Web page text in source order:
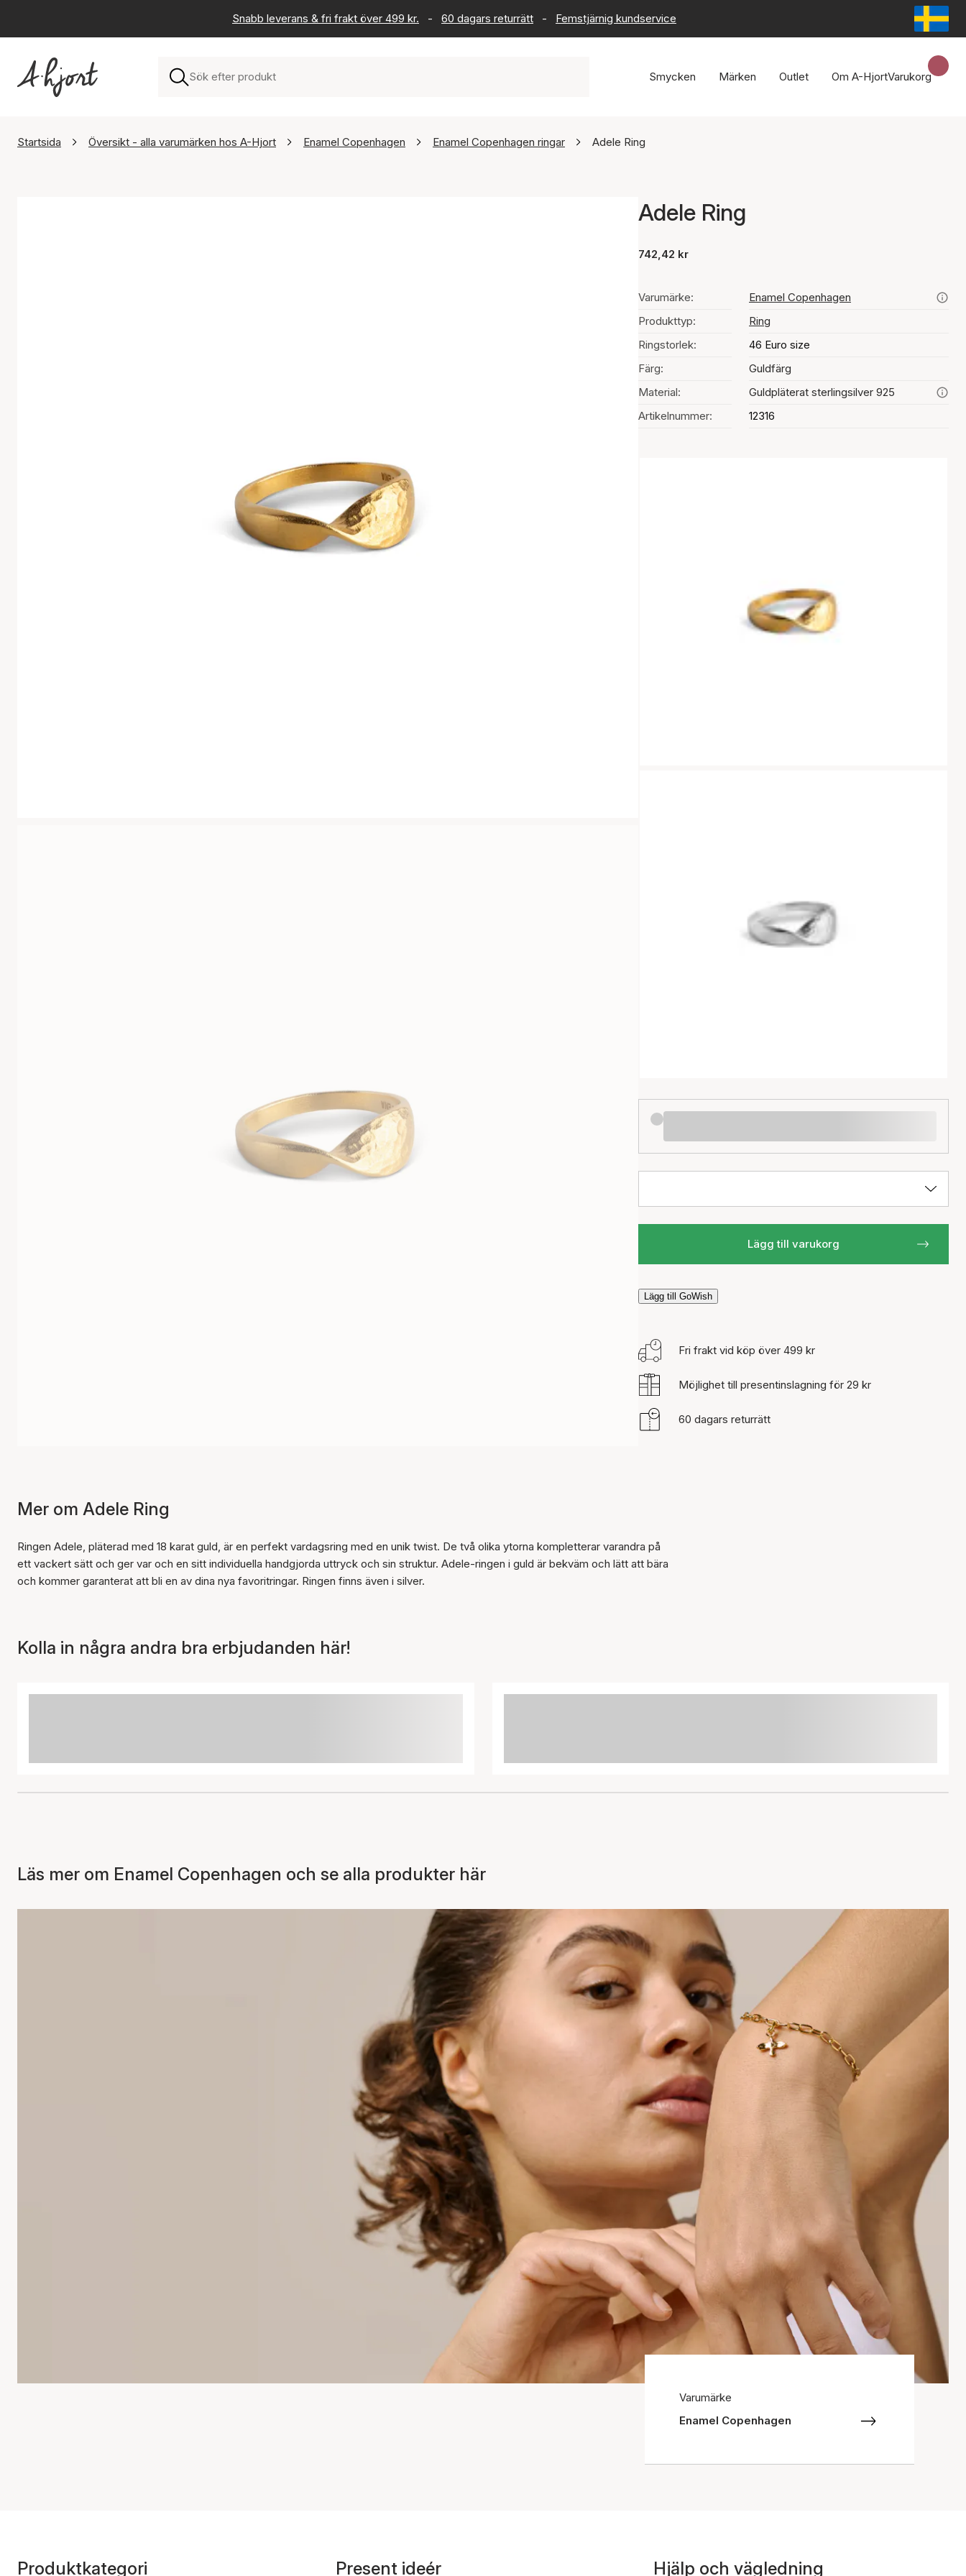
Snabb leverans & fri frakt över 499 kr. - 60 dagars returrätt - Femstjärnig kundservice
Smycken Märken Outlet Om A-HjortVarukorg
Startsida Översikt - alla varumärken hos A-Hjort Enamel Copenhagen Enamel Copenhagen ringar Adele Ring
Adele Ring
742,42 kr
Varumärke:
Enamel Copenhagen
Produkttyp:
Ring
Ringstorlek:
46 Euro size
Färg:
Guldfärg
Material:
Guldpläterat sterlingsilver 925
Artikelnummer:
12316
Lägg till varukorg
Lägg till GoWish
Fri frakt vid köp över 499 kr
Möjlighet till presentinslagning för 29 kr
60 dagars returrätt
Mer om Adele Ring
Ringen Adele, pläterad med 18 karat guld, är en perfekt vardagsring med en unik twist. De två olika ytorna kompletterar varandra på
ett vackert sätt och ger var och en sitt individuella handgjorda uttryck och sin struktur. Adele-ringen i guld är bekväm och lätt att bära
och kommer garanterat att bli en av dina nya favoritringar. Ringen finns även i silver.
Kolla in några andra bra erbjudanden här!
Läs mer om Enamel Copenhagen och se alla produkter här
Varumärke
Enamel Copenhagen
Produktkategori Present ideér Hjälp och vägledning